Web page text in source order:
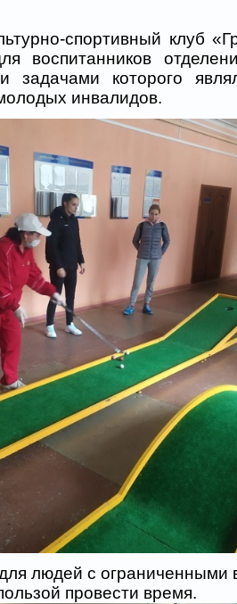
спортивный клуб
воспитанников
задачами которого
инвалидов.
людей с ограниченными
провести время.